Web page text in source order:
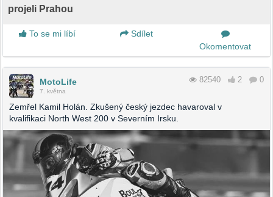
projeli Prahou
To se mi líbí
Sdílet
Okomentovat
MotoLife
7. května
82540 2 0
Zemřel Kamil Holán. Zkušený český jezdec havaroval v
kvalifikaci North West 200 v Severním Irsku.